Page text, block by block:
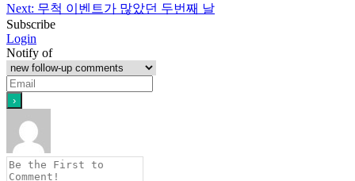
Next: 무척 이벤트가 많았던 두번째 날
Subscribe
Login
Notify of